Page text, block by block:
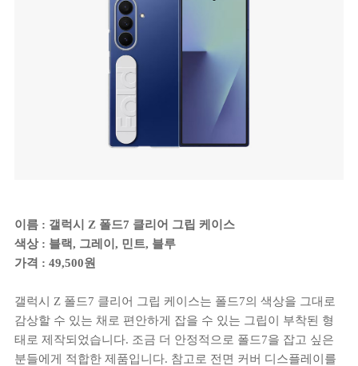
이름 : 갤럭시 Z 폴드7 클리어 그립 케이스
색상 : 블랙, 그레이, 민트, 블루
가격 : 49,500원
갤럭시 Z 폴드7 클리어 그립 케이스는 폴드7의 색상을 그대로
감상할 수 있는 채로 편안하게 잡을 수 있는 그립이 부착된 형
태로 제작되었습니다. 조금 더 안정적으로 폴드7을 잡고 싶은
분들에게 적합한 제품입니다. 참고로 전면 커버 디스플레이를